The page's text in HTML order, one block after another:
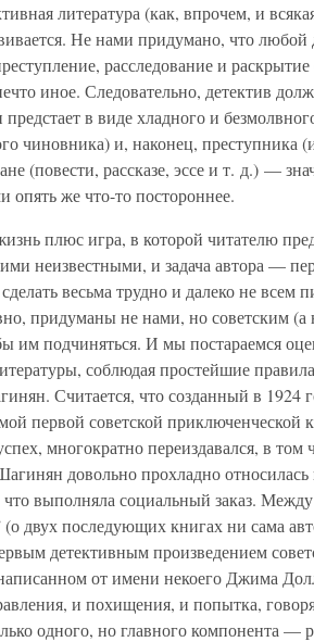
литература (как, впрочем, и
Не нами придумано, что любой
расследование и
иное. Следовательно, детектив
в виде хладного и
чиновника) и, наконец, преступника
(повести, рассказе, эссе и т. д.) —
же что-то постороннее.
плюс игра, в которой читателю
неизвестными, и задача автора —
весьма трудно и далеко не всем
придуманы не нами, но советским (а
им подчиняться. И мы постараемся
соблюдая простейшие
Считается, что созданный в 1924
первой советской приключенческой
многократно переиздавался, в
довольно прохладно относилась
что выполняла социальный заказ.
двух последующих книгах ни сама
детективным произведением
от имени некоего Джима
и похищения, и попытка,
одного, но главного компонента —